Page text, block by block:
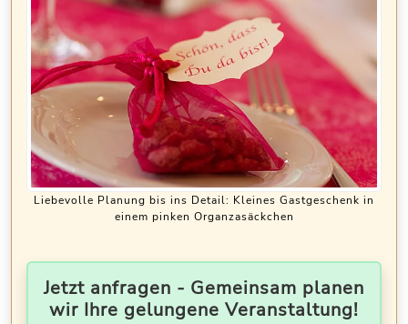
Liebevolle Planung bis ins Detail: Kleines Gastgeschenk in
einem pinken Organzasäckchen
Jetzt anfragen - Gemeinsam planen
wir Ihre gelungene Veranstaltung!